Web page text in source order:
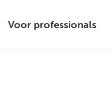
Voor professionals